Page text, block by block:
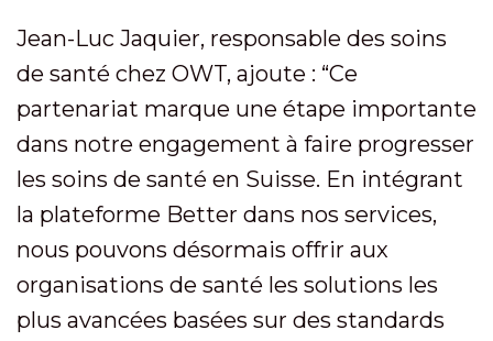
Jean-Luc Jaquier, responsable des soins
de santé chez OWT, ajoute : “Ce
partenariat marque une étape importante
dans notre engagement à faire progresser
les soins de santé en Suisse. En intégrant
la plateforme Better dans nos services,
nous pouvons désormais offrir aux
organisations de santé les solutions les
plus avancées basées sur des standards